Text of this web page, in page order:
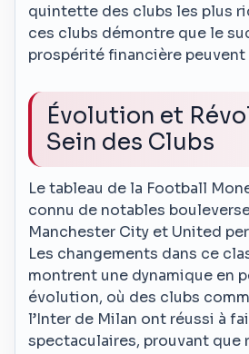
quintette des clubs les plus
ces clubs démontre que le
prospérité financière peuvent
Évolution et
Sein des Clubs
Le tableau de la Football
connu de notables
Manchester City et United
Les changements dans ce
montrent une dynamique en
évolution, où des clubs
l’Inter de Milan ont réussi à
spectaculaires, prouvant que